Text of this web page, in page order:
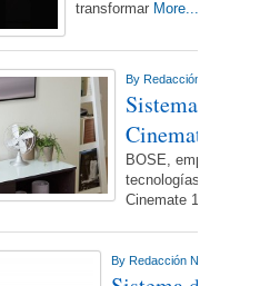
transformar More...
By Redacción NdL
Sistema de
Cinemate 120
BOSE, empresa líder
tecnologías de audio,
Cinemate 120.
By Redacción NdL